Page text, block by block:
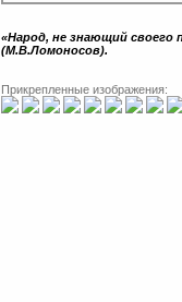
«Народ, не знающий своего
(М.В.Ломоносов).
Прикрепленные изображения: